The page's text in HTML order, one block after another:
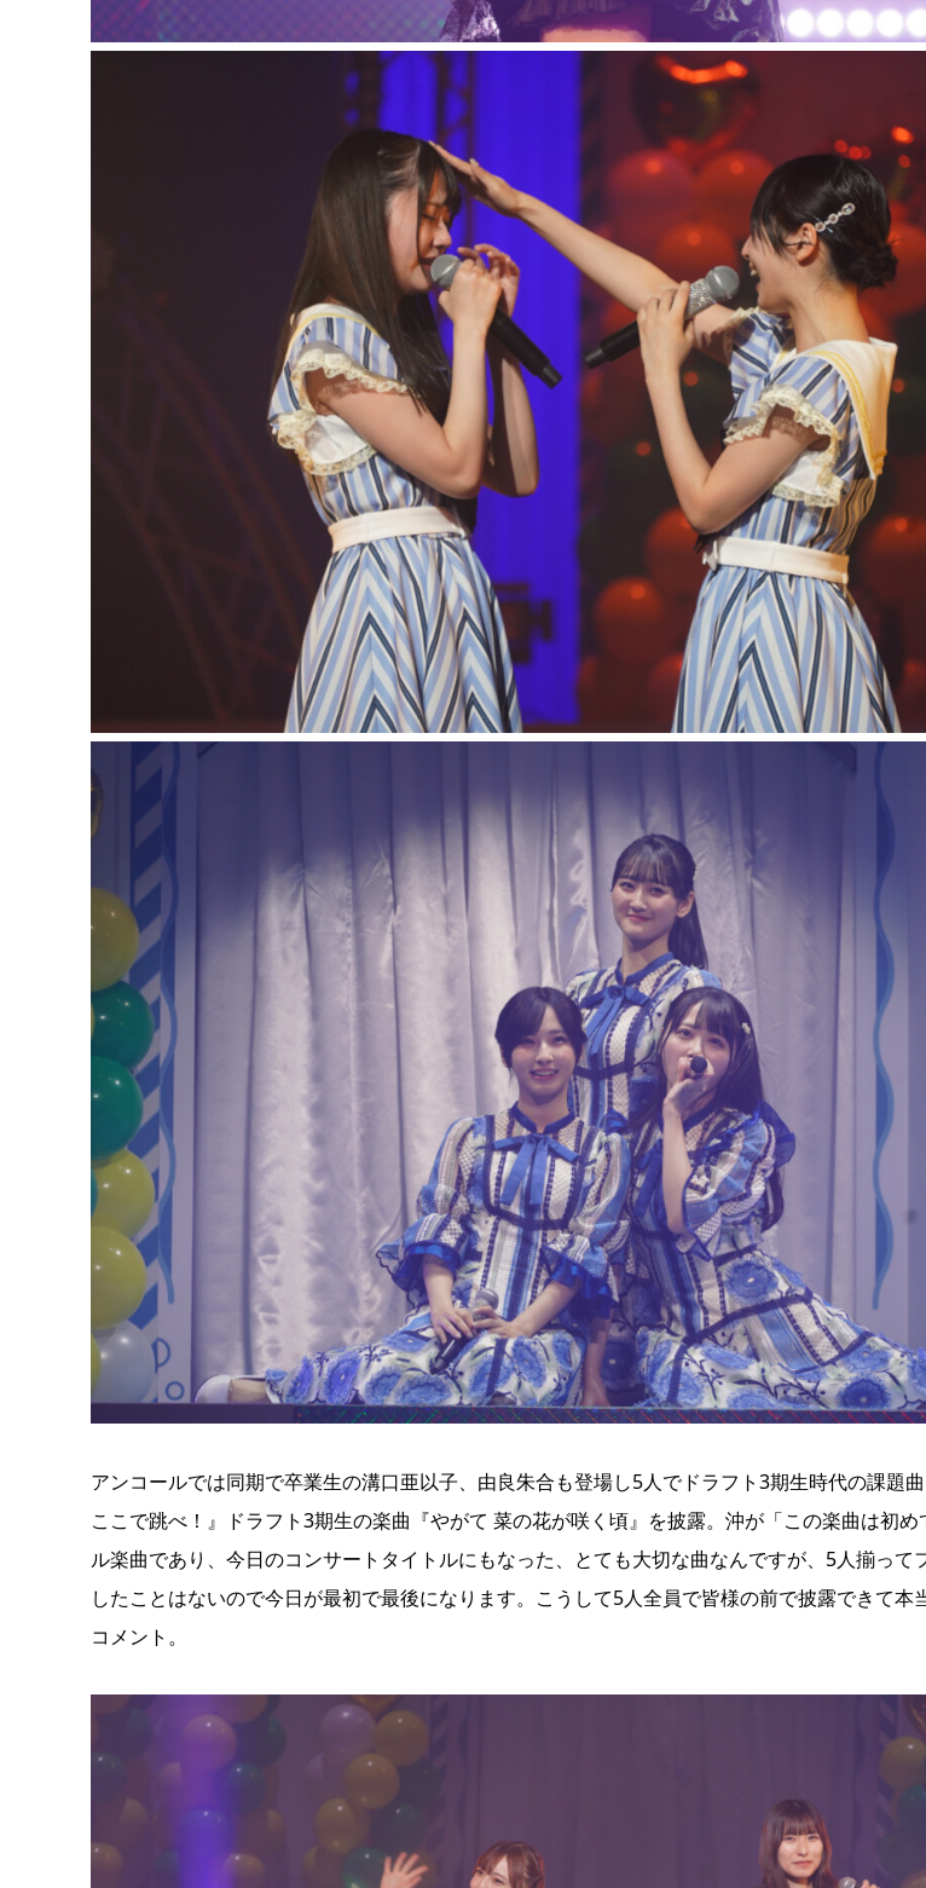
アンコールでは同期で卒業生の溝口亜以子、由良朱合も登場し5人でドラフト3期生時代の課題曲
ここで跳べ！』ドラフト3期生の楽曲『やがて 菜の花が咲く頃』を披露。沖が「この楽曲は初
ル楽曲であり、今日のコンサートタイトルにもなった、とても大切な曲なんですが、5人揃って
したことはないので今日が最初で最後になります。こうして5人全員で皆様の前で披露できて本
コメント。